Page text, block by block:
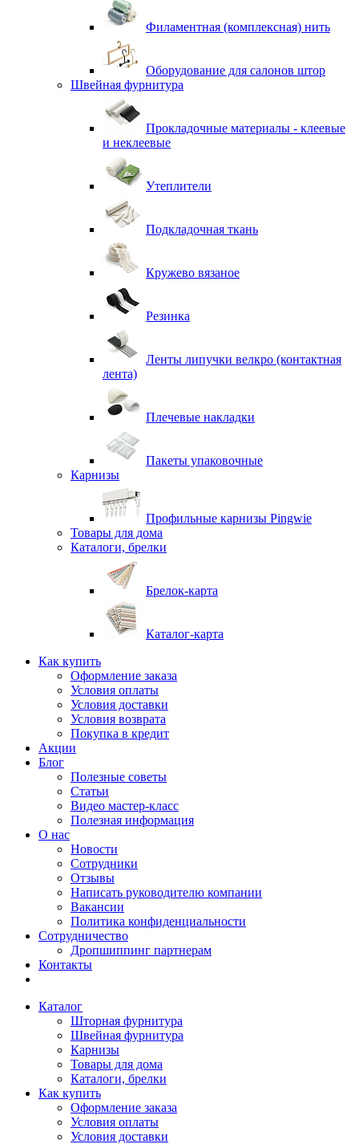
Филаментная (комплексная) нить
Оборудование для салонов штор
Швейная фурнитура
Прокладочные материалы - клеевые
и неклеевые
Утеплители
Подкладочная ткань
Кружево вязаное
Резинка
Ленты липучки велкро (контактная
лента)
Плечевые накладки
Пакеты упаковочные
Карнизы
Профильные карнизы Pingwie
Товары для дома
Каталоги, брелки
Брелок-карта
Каталог-карта
Как купить
Оформление заказа
Условия оплаты
Условия доставки
Условия возврата
Покупка в кредит
Акции
Блог
Полезные советы
Статьи
Видео мастер-класс
Полезная информация
О нас
Новости
Сотрудники
Отзывы
Написать руководителю компании
Вакансии
Политика конфиденциальности
Сотрудничество
Дропшиппинг партнерам
Контакты
Каталог
Шторная фурнитура
Швейная фурнитура
Карнизы
Товары для дома
Каталоги, брелки
Как купить
Оформление заказа
Условия оплаты
Условия доставки